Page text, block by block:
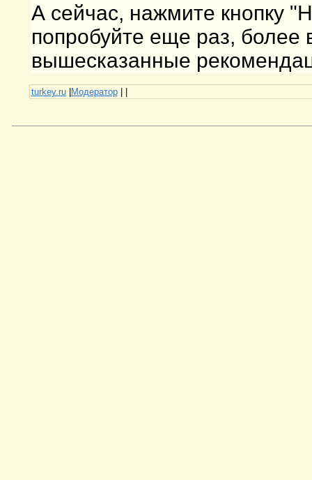
А сейчас, нажмите кнопку
попробуйте еще раз, более
вышесказанные
turkey.ru|Модератор| |